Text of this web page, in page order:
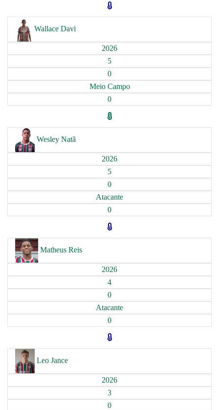
Wallace Davi
2026
5
0
Meio Campo
0
Wesley Natã
2026
5
0
Atacante
0
Matheus Reis
2026
4
0
Atacante
0
Leo Jance
2026
3
0